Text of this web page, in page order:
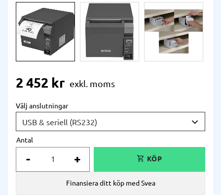
2 452 kr
Välj anslutningar
Antal
+
-
Finansiera ditt köp med Svea